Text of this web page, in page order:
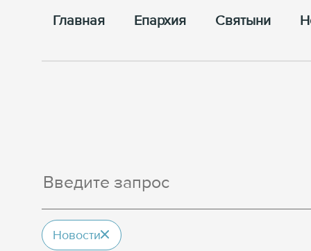
Главная Епархия Cвятыни
Новости